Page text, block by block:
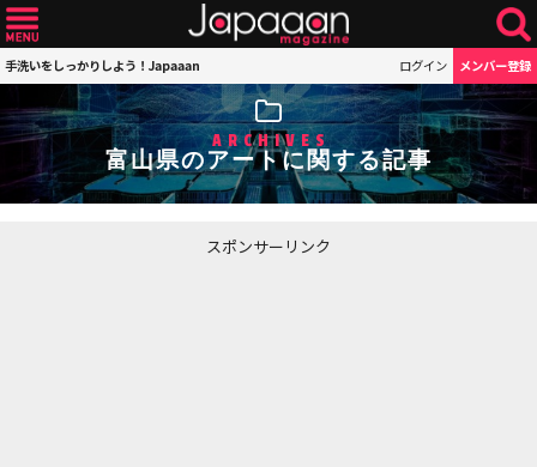
手洗いをしっかりしよう！Japaaan ログイン メンバー登録
ARCHIVES
富山県のアートに関する記事
スポンサーリンク